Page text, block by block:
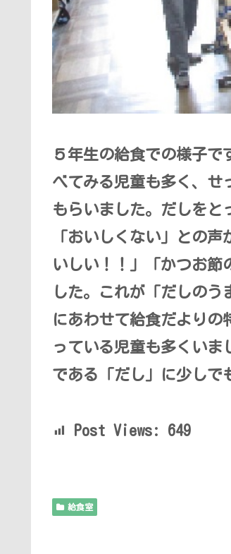
５年生の給食での様子
べてみる児童も多く、せ
もらいました。だしをと
「おいしくない」との
いしい！！」「かつお節
した。これが「だしのう
にあわせて給食だよりの
っている児童も多くいま
である「だし」に少しで
Post Views: 649
給食室